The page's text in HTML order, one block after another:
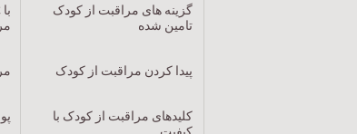
گزینه های مراقبت از کودک
تامین شده
پیدا کردن مراقبت از کودک
کلیدهای مراقبت از کودک با